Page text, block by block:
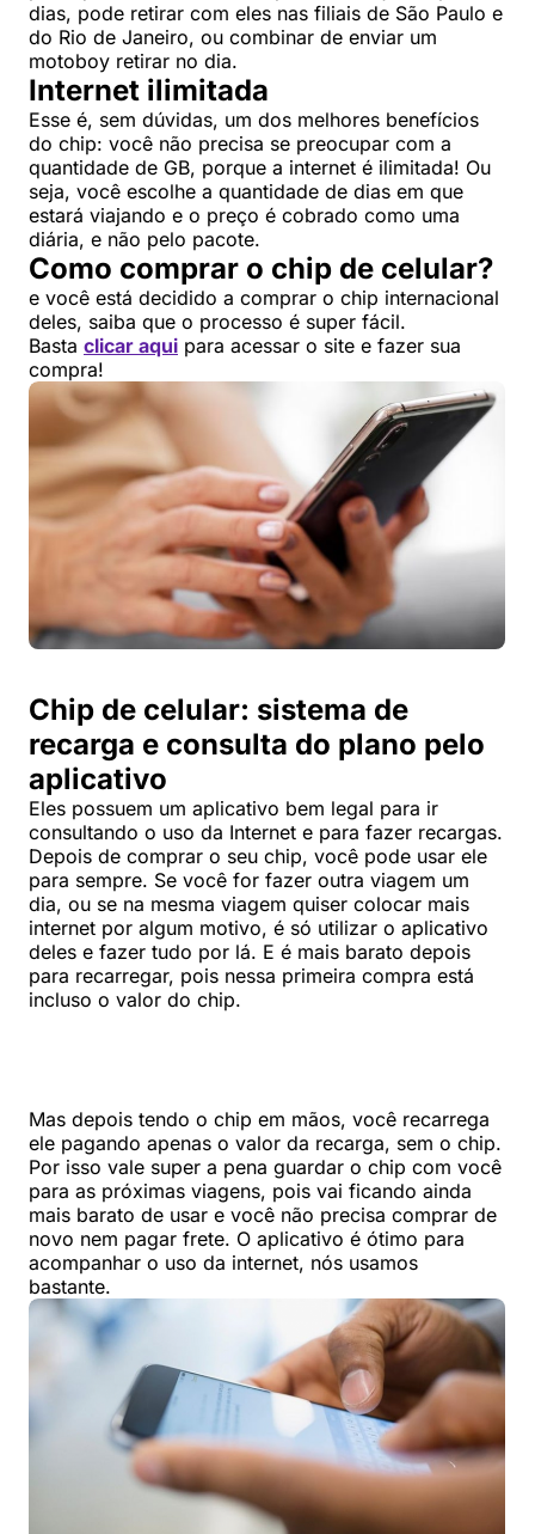
dias, pode retirar com eles nas filiais de São Paulo e
do Rio de Janeiro, ou combinar de enviar um
motoboy retirar no dia.
Internet ilimitada
Esse é, sem dúvidas, um dos melhores benefícios
do chip: você não precisa se preocupar com a
quantidade de GB, porque a internet é ilimitada! Ou
seja, você escolhe a quantidade de dias em que
estará viajando e o preço é cobrado como uma
diária, e não pelo pacote.
Como comprar o chip de celular?
e você está decidido a comprar o chip internacional
deles, saiba que o processo é super fácil.
Basta clicar aqui para acessar o site e fazer sua
compra!
Chip de celular: sistema de
recarga e consulta do plano pelo
aplicativo
Eles possuem um aplicativo bem legal para ir
consultando o uso da Internet e para fazer recargas.
Depois de comprar o seu chip, você pode usar ele
para sempre. Se você for fazer outra viagem um
dia, ou se na mesma viagem quiser colocar mais
internet por algum motivo, é só utilizar o aplicativo
deles e fazer tudo por lá. E é mais barato depois
para recarregar, pois nessa primeira compra está
incluso o valor do chip.
Mas depois tendo o chip em mãos, você recarrega
ele pagando apenas o valor da recarga, sem o chip.
Por isso vale super a pena guardar o chip com você
para as próximas viagens, pois vai ficando ainda
mais barato de usar e você não precisa comprar de
novo nem pagar frete. O aplicativo é ótimo para
acompanhar o uso da internet, nós usamos
bastante.